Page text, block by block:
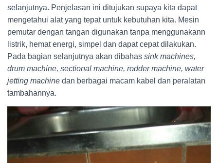
selanjutnya. Penjelasan ini ditujukan supaya kita dapat
mengetahui alat yang tepat untuk kebutuhan kita. Mesin
pemutar dengan tangan digunakan tanpa menggunakann
listrik, hemat energi, simpel dan dapat cepat dilakukan.
Pada bagian selanjutnya akan dibahas sink machines,
drum machine, sectional machine, rodder machine, water
jetting machine dan berbagai macam kabel dan peralatan
tambahannya.